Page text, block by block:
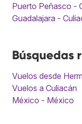
Puerto Peñasco -
Guadalajara -
Búsquedas
Vuelos desde
Vuelos a Culiacán
México - México